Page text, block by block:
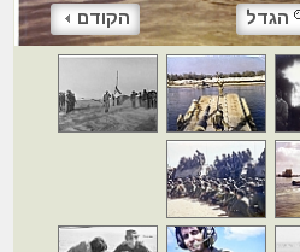
הקודם הגדל